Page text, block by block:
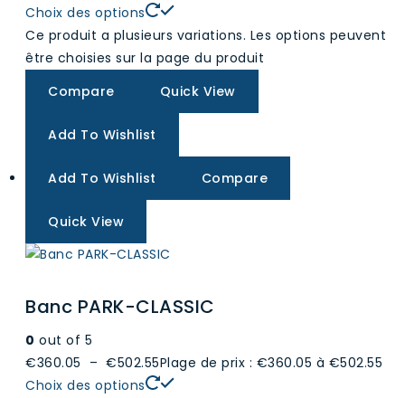
Choix des options
Ce produit a plusieurs variations. Les options peuvent
être choisies sur la page du produit
Compare
Quick View
Add To Wishlist
Add To Wishlist Compare
Quick View
Banc PARK-CLASSIC
0 out of 5
€360.05 – €502.55Plage de prix : €360.05 à €502.55
Choix des options